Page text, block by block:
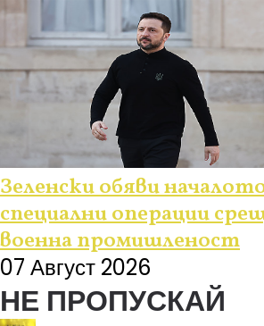
Зеленски обяви
специални операции
военна промишленост
07 Август 2026
НЕ ПРОПУСКАЙ